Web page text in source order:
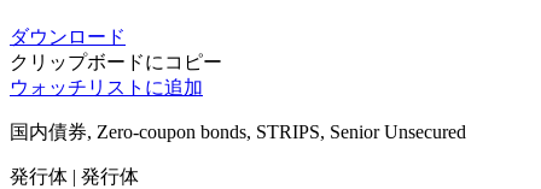
ダウンロード
クリップボードにコピー
ウォッチリストに追加
国内債券, Zero-coupon bonds, STRIPS, Senior Unsecured
発行体 | 発行体